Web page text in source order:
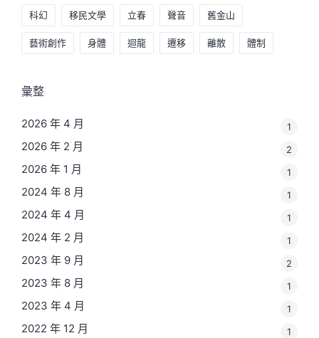
科幻 移民文學 立春 聲音 舊金山
藝術創作 身體 迴龍 遷移 離散 體制
彙整
2026 年 4 月 1
2026 年 2 月 2
2026 年 1 月 1
2024 年 8 月 1
2024 年 4 月 1
2024 年 2 月 1
2023 年 9 月 2
2023 年 8 月 1
2023 年 4 月 1
2022 年 12 月 1